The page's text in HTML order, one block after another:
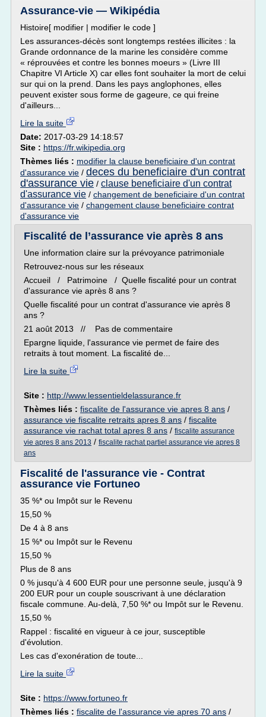
Assurance-vie — Wikipédia
Histoire[ modifier | modifier le code ]
Les assurances-décès sont longtemps restées illicites : la
Grande ordonnance de la marine les considère comme
« réprouvées et contre les bonnes moeurs » (Livre III
Chapitre VI Article X) car elles font souhaiter la mort de celui
sur qui on la prend. Dans les pays anglophones, elles
peuvent exister sous forme de gageure, ce qui freine
d'ailleurs...
Lire la suite
Date: 2017-03-29 14:18:57
Site : https://fr.wikipedia.org
Thèmes liés : modifier la clause beneficiaire d'un contrat
d'assurance vie / deces du beneficiaire d'un contrat
d'assurance vie / clause beneficiaire d'un contrat
d'assurance vie / changement de beneficiaire d'un contrat
d'assurance vie / changement clause beneficiaire contrat
d'assurance vie
Fiscalité de l’assurance vie après 8 ans
Une information claire sur la prévoyance patrimoniale
Retrouvez-nous sur les réseaux
Accueil / Patrimoine / Quelle fiscalité pour un contrat
d'assurance vie après 8 ans ?
Quelle fiscalité pour un contrat d'assurance vie après 8
ans ?
21 août 2013 // Pas de commentaire
Epargne liquide, l'assurance vie permet de faire des
retraits à tout moment. La fiscalité de...
Lire la suite
Site : http://www.lessentieldelassurance.fr
Thèmes liés : fiscalite de l'assurance vie apres 8 ans /
assurance vie fiscalite retraits apres 8 ans / fiscalite
assurance vie rachat total apres 8 ans / fiscalite assurance
vie apres 8 ans 2013 / fiscalite rachat partiel assurance vie apres 8
ans
Fiscalité de l'assurance vie - Contrat
assurance vie Fortuneo
35 %* ou Impôt sur le Revenu
15,50 %
De 4 à 8 ans
15 %* ou Impôt sur le Revenu
15,50 %
Plus de 8 ans
0 % jusqu'à 4 600 EUR pour une personne seule, jusqu'à 9
200 EUR pour un couple souscrivant à une déclaration
fiscale commune. Au-delà, 7,50 %* ou Impôt sur le Revenu.
15,50 %
Rappel : fiscalité en vigueur à ce jour, susceptible
d'évolution.
Les cas d'exonération de toute...
Lire la suite
Site : https://www.fortuneo.fr
Thèmes liés : fiscalite de l'assurance vie apres 70 ans /